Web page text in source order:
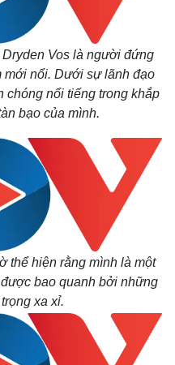
Thị trường
Giá vàng
Tiêu dùng
Chứng khoán
Giá cà phê
Dryden Vos là người đứng
mới nổi. Dưới sự lãnh đạo
chóng nổi tiếng trong khắp
bạo của mình.
thể hiện rằng mình là một
bao quanh bởi những
xa xỉ.